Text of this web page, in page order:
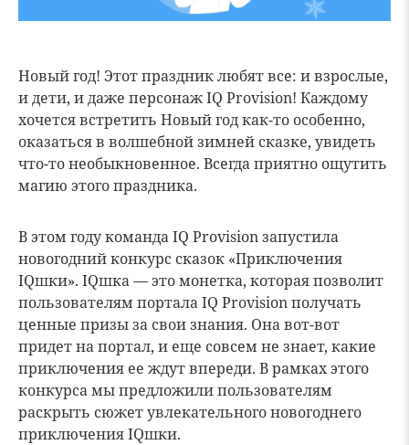
Новый год! Этот праздник любят все: и взрослые,
и дети, и даже персонаж IQ Provision! Каждому
хочется встретить Новый год как-то особенно,
оказаться в волшебной зимней сказке, увидеть
что-то необыкновенное. Всегда приятно ощутить
магию этого праздника.
В этом году команда IQ Provision запустила
новогодний конкурс сказок «Приключения
IQшки». IQшка — это монетка, которая позволит
пользователям портала IQ Provision получать
ценные призы за свои знания. Она вот-вот
придет на портал, и еще совсем не знает, какие
приключения ее ждут впереди. В рамках этого
конкурса мы предложили пользователям
раскрыть сюжет увлекательного новогоднего
приключения IQшки.